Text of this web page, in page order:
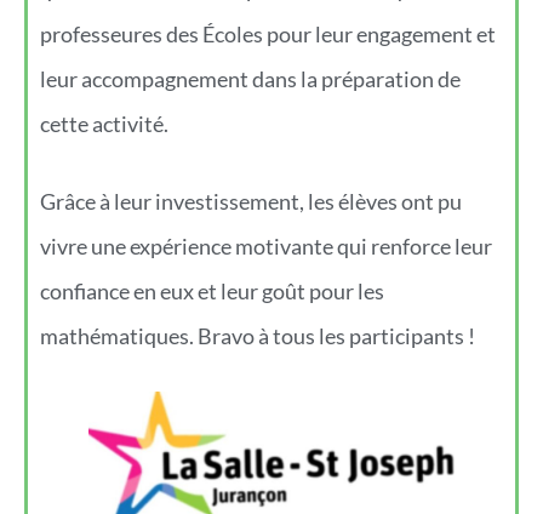
professeures des Écoles pour leur engagement et
leur accompagnement dans la préparation de
cette activité.
Grâce à leur investissement, les élèves ont pu
vivre une expérience motivante qui renforce leur
confiance en eux et leur goût pour les
mathématiques. Bravo à tous les participants !